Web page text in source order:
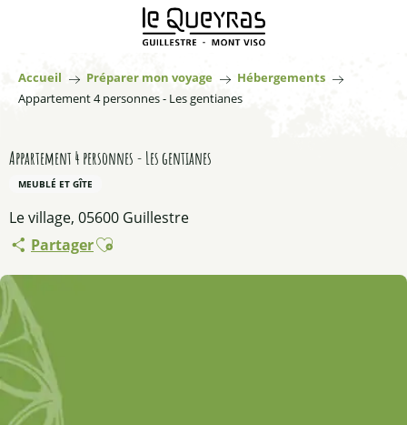
principal
Accueil Préparer mon voyage
Hébergements
Appartement 4 personnes - Les gentianes
Appartement 4 personnes - Les gentianes
MEUBLÉ ET GÎTE
Le village, 05600 Guillestre
PartagerAjouter aux favoris